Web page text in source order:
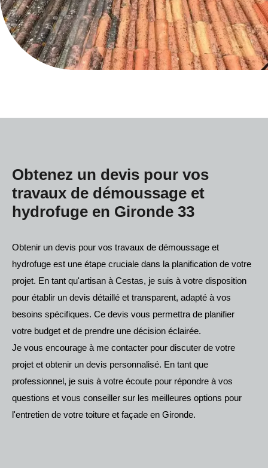
Obtenez un devis pour vos
travaux de démoussage et
hydrofuge en Gironde 33
Obtenir un devis pour vos travaux de démoussage et
hydrofuge est une étape cruciale dans la planification de votre
projet. En tant qu'artisan à Cestas, je suis à votre disposition
pour établir un devis détaillé et transparent, adapté à vos
besoins spécifiques. Ce devis vous permettra de planifier
votre budget et de prendre une décision éclairée.
Je vous encourage à me contacter pour discuter de votre
projet et obtenir un devis personnalisé. En tant que
professionnel, je suis à votre écoute pour répondre à vos
questions et vous conseiller sur les meilleures options pour
l'entretien de votre toiture et façade en Gironde.